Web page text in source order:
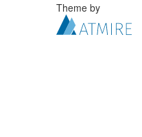
Theme by